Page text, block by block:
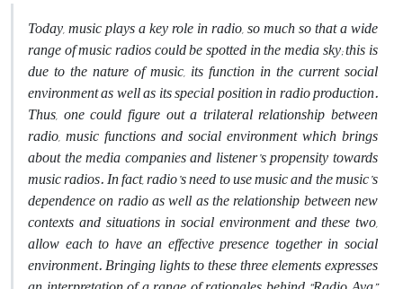
Today, music plays a key role in radio, so much so that a wide
range of music radios could be spotted in the media sky; this is
due to the nature of music, its function in the current social
environment as well as its special position in radio production.
Thus, one could figure out a trilateral relationship between
radio, music functions and social environment which brings
about the media companies and listener’s propensity towards
music radios. In fact, radio’s need to use music and the music’s
dependence on radio as well as the relationship between new
contexts and situations in social environment and these two,
allow each to have an effective presence together in social
environment. Bringing lights to these three elements expresses